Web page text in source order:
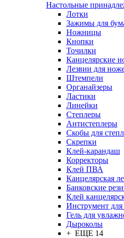
Настольные
Лотки
Зажимы для
Ножницы
Кнопки
Точилки
Канцелярские
Лезвии для
Штемпели
Органайзеры
Ластики
Линейки
Степлеры
Антистеплеры
Скобы для
Скрепки
Клей-карандаш
Корректоры
Клей ПВА
Канцелярская
Банковские
Клей
Инструмент
Гель для
Дыроколы
+ ЕЩЕ 14